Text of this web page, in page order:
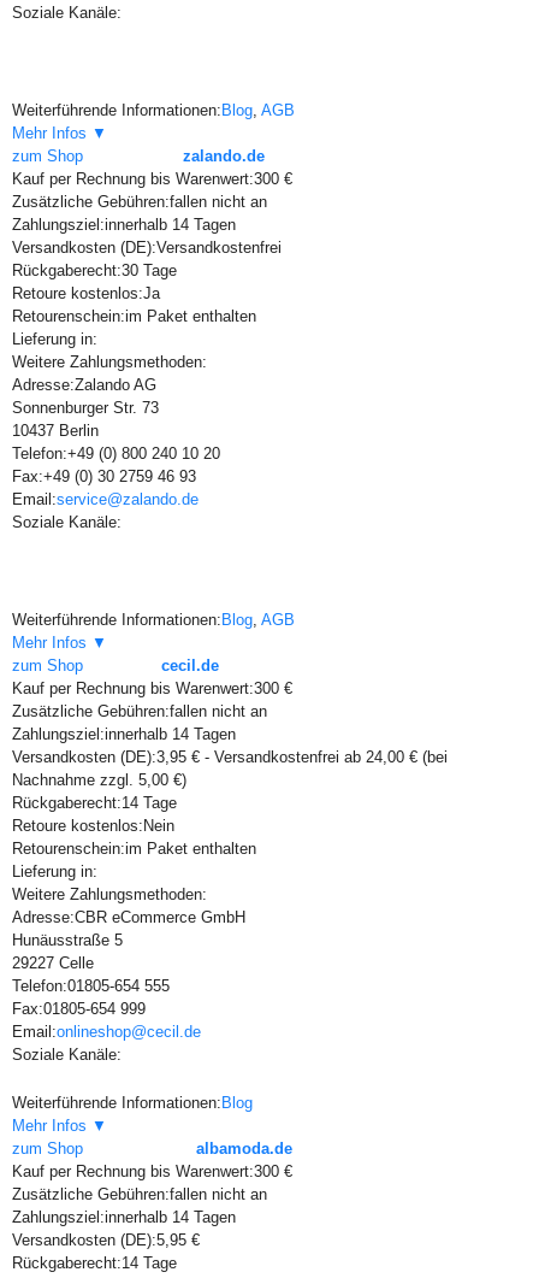
Soziale Kanäle:
Weiterführende Informationen: Blog, AGB
Mehr Infos ▼
zum Shop
zalando.de
Kauf per Rechnung bis Warenwert:300 €
Zusätzliche Gebühren:fallen nicht an
Zahlungsziel:innerhalb 14 Tagen
Versandkosten (DE):Versandkostenfrei
Rückgaberecht:30 Tage
Retoure kostenlos:Ja
Retourenschein:im Paket enthalten
Lieferung in:
Weitere Zahlungsmethoden:
Adresse:Zalando AG
Sonnenburger Str. 73
10437 Berlin
Telefon:+49 (0) 800 240 10 20
Fax:+49 (0) 30 2759 46 93
Email:service@zalando.de
Soziale Kanäle:
Weiterführende Informationen: Blog, AGB
Mehr Infos ▼
zum Shop
cecil.de
Kauf per Rechnung bis Warenwert:300 €
Zusätzliche Gebühren:fallen nicht an
Zahlungsziel:innerhalb 14 Tagen
Versandkosten (DE):3,95 € - Versandkostenfrei ab 24,00 € (bei
Nachnahme zzgl. 5,00 €)
Rückgaberecht:14 Tage
Retoure kostenlos: Nein
Retourenschein:im Paket enthalten
Lieferung in:
Weitere Zahlungsmethoden:
Adresse:CBR eCommerce GmbH
Hunäusstraße 5
29227 Celle
Telefon:01805-654 555
Fax:01805-654 999
Email:onlineshop@cecil.de
Soziale Kanäle:
Weiterführende Informationen: Blog
Mehr Infos ▼
zum Shop
albamoda.de
Kauf per Rechnung bis Warenwert:300 €
Zusätzliche Gebühren:fallen nicht an
Zahlungsziel:innerhalb 14 Tagen
Versandkosten (DE):5,95 €
Rückgaberecht:14 Tage